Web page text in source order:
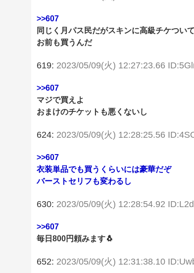
>>607
同じく月パス民だがスキンに高級チケつい
お前も買うんだ
619: 2023/05/09(火) 12:27:23.66
>>607
マジで買えよ
おまけのチケットも悪くないし
624: 2023/05/09(火) 12:28:25.56
>>607
衣装単品でも買うくらいには豪華だぞ
バーストセリフも変わるし
630: 2023/05/09(火) 12:28:54.92
>>607
毎日800円頼みます🐧
652: 2023/05/09(火) 12:31:38.10